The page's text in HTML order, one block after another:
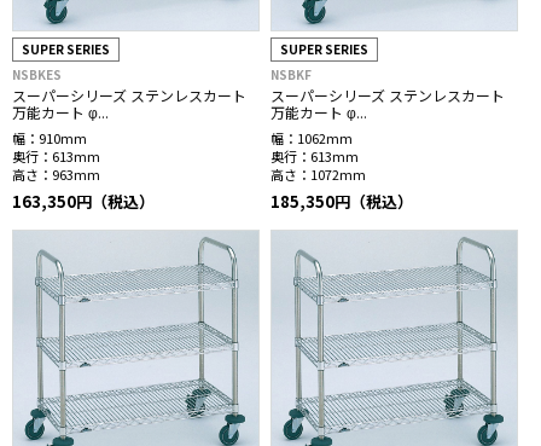
SUPER SERIES
NSBKES
スーパーシリーズ ステンレスカート
万能カート φ...
幅： 910mm
奥行： 613mm
高さ： 963mm
163,350円（税込）
SUPER SERIES
NSBKF
スーパーシリーズ ステンレスカート
万能カート φ...
幅： 1062mm
奥行： 613mm
高さ： 1072mm
185,350円（税込）